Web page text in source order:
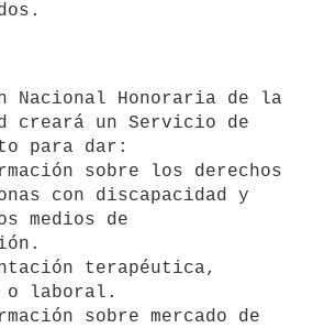
creará un Servicio de
para dar:
sobre los derechos
con discapacidad y
terapéutica,
o laboral.
sobre mercado de